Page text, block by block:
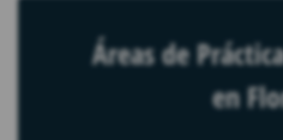
Áreas de
en